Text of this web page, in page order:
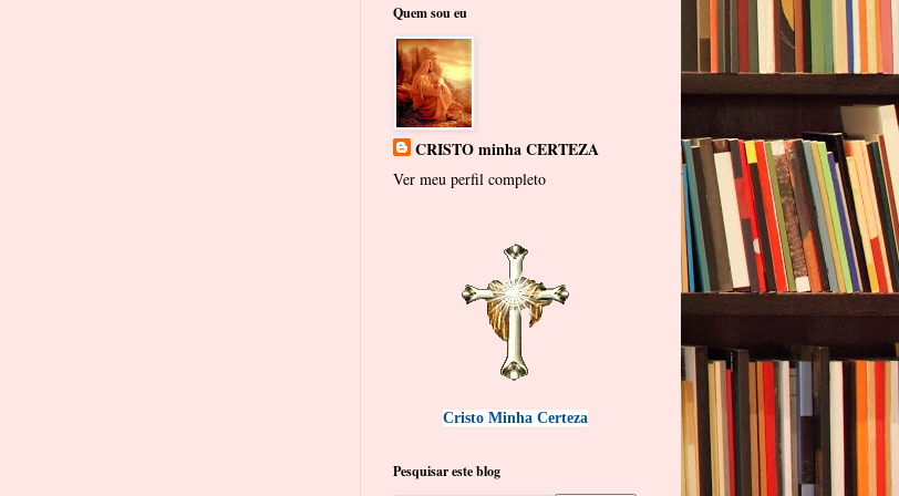
Quem sou eu
CRISTO minha CERTEZA
Ver meu perfil completo
Cristo Minha Certeza
Pesquisar este blog